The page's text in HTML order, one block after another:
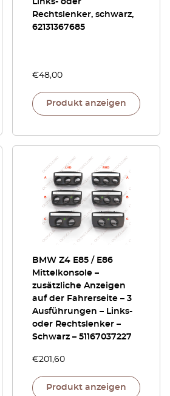
Links- oder
Rechtslenker, schwarz,
62131367685
€48,00
Produkt anzeigen
BMW Z4 E85 / E86
Mittelkonsole –
zusätzliche Anzeigen
auf der Fahrerseite – 3
Ausführungen – Links-
oder Rechtslenker –
Schwarz – 51167037227
€201,60
Produkt anzeigen